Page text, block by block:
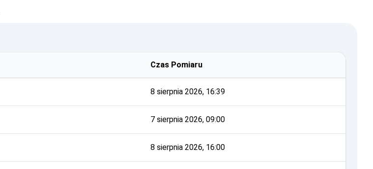
Czas Pomiaru
8 sierpnia 2026, 16:39
7 sierpnia 2026, 09:00
8 sierpnia 2026, 16:00